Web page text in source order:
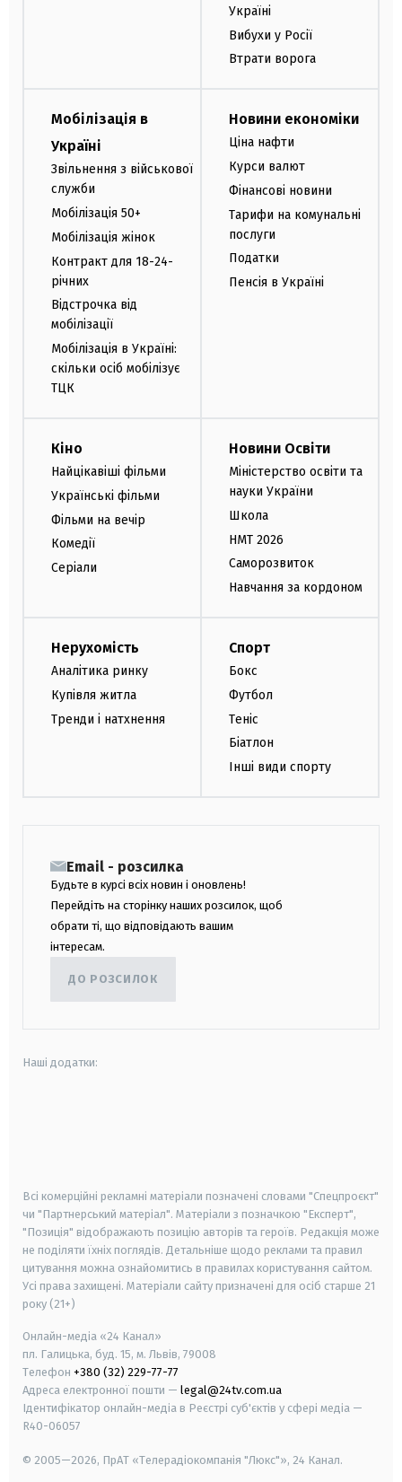
Україні
Вибухи у Росії
Втрати ворога
Мобілізація в
Україні
Звільнення з військової
служби
Мобілізація 50+
Мобілізація жінок
Контракт для 18-24-
річних
Відстрочка від
мобілізації
Мобілізація в Україні:
скільки осіб мобілізує
ТЦК
Новини економіки
Ціна нафти
Курси валют
Фінансові новини
Тарифи на комунальні
послуги
Податки
Пенсія в Україні
Кіно
Найцікавіші фільми
Українські фільми
Фільми на вечір
Комедії
Серіали
Новини Освіти
Міністерство освіти та
науки України
Школа
НМТ 2026
Саморозвиток
Навчання за кордоном
Нерухомість
Аналітика ринку
Купівля житла
Тренди і натхнення
Спорт
Бокс
Футбол
Теніс
Біатлон
Інші види спорту
Email - розсилка
Будьте в курсі всіх новин і оновлень!
Перейдіть на сторінку наших розсилок, щоб
обрати ті, що відповідають вашим
інтересам.
ДО РОЗСИЛОК
Наші додатки:
Всі комерційні рекламні матеріали позначені словами "Спецпроєкт"
чи "Партнерський матеріал". Матеріали з позначкою "Експерт",
"Позиція" відображають позицію авторів та героїв. Редакція може
не поділяти їхніх поглядів. Детальніше щодо реклами та правил
цитування можна ознайомитись в правилах користування сайтом.
Усі права захищені. Матеріали сайту призначені для осіб старше 21
року (21+)
Онлайн-медіа «24 Канал»
пл. Галицька, буд. 15, м. Львів, 79008
Телефон +380 (32) 229-77-77
Адреса електронної пошти — legal@24tv.com.ua
Ідентифікатор онлайн-медіа в Реєстрі суб'єктів у сфері медіа —
R40-06057
© 2005—2026, ПрАТ «Телерадіокомпанія "Люкс"», 24 Канал.